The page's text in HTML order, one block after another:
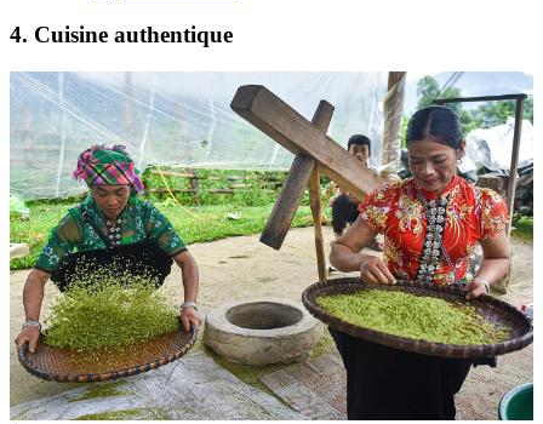
4. Cuisine authentique